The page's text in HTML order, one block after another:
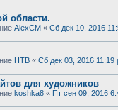
области.
AlexCM « Сб дек 10, 2016
НТВ « Сб дек 03, 2016 11:19
для художников
koshka8 « Пт сен 09, 2016